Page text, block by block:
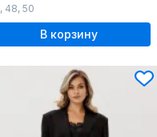
, 48, 50
В корзину